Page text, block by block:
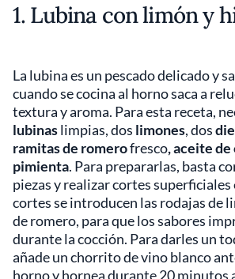
1. Lubina con limón y
La lubina es un pescado delicado y
cuando se cocina al horno saca a
textura y aroma. Para esta receta,
lubinaslimpias, dos limones, dos
ramitas de romerofresco, aceite
pimienta. Para prepararlas, basta
piezas y realizar cortes superficiales
cortes se introducen las rodajas de
de romero, para que los sabores
durante la cocción. Para darles un
añade un chorrito de vino blanco
horno y hornea durante 20 minutos